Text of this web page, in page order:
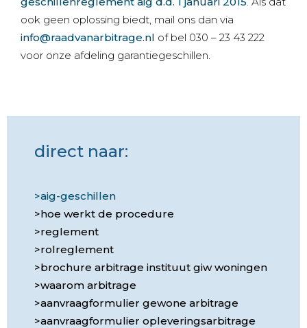
ook geen oplossing biedt, mail ons dan via
info@raadvanarbitrage.nl of bel 030 – 23 43 222
voor onze afdeling garantiegeschillen.
direct naar:
aig-geschillen
hoe werkt de procedure
reglement
rolreglement
brochure arbitrage instituut giw woningen
waarom arbitrage
aanvraagformulier gewone arbitrage
aanvraagformulier opleveringsarbitrage